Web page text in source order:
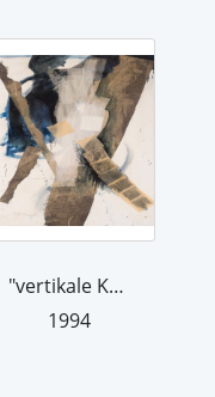
"vertikale Komposition mit Seidenpapi...
1994